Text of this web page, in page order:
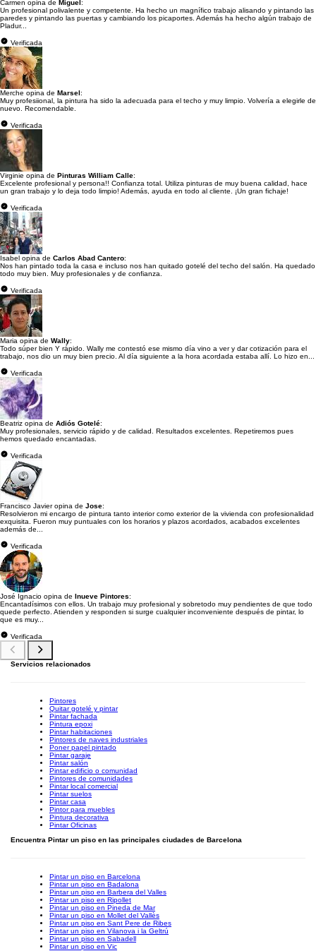
Carmen opina de Miguel:
Un profesional polivalente y competente. Ha hecho un magnífico trabajo alisando y pintando las
paredes y pintando las puertas y cambiando los picaportes. Además ha hecho algún trabajo de
Pladur...
Verificada
Merche opina de Marsel:
Muy profesiional, la pintura ha sido la adecuada para el techo y muy limpio. Volvería a elegirle de
nuevo. Recomendable.
Verificada
Virginie opina de Pinturas William Calle:
Excelente profesional y persona!! Confianza total. Utiliza pinturas de muy buena calidad, hace
un gran trabajo y lo deja todo limpio! Además, ayuda en todo al cliente. ¡Un gran fichaje!
Verificada
Isabel opina de Carlos Abad Cantero:
Nos han pintado toda la casa e incluso nos han quitado gotelé del techo del salón. Ha quedado
todo muy bien. Muy profesionales y de confianza.
Verificada
Maria opina de Wally:
Todo súper bien Y rápido. Wally me contestó ese mismo día vino a ver y dar cotización para el
trabajo, nos dio un muy bien precio. Al día siguiente a la hora acordada estaba allí. Lo hizo en...
Verificada
Beatriz opina de Adiós Gotelé:
Muy profesionales, servicio rápido y de calidad. Resultados excelentes. Repetiremos pues
hemos quedado encantadas.
Verificada
Francisco Javier opina de Jose:
Resolvieron mi encargo de pintura tanto interior como exterior de la vivienda con profesionalidad
exquisita. Fueron muy puntuales con los horarios y plazos acordados, acabados excelentes
además de...
Verificada
José Ignacio opina de Inueve Pintores:
Encantadísimos con ellos. Un trabajo muy profesional y sobretodo muy pendientes de que todo
quede perfecto. Atienden y responden si surge cualquier inconveniente después de pintar, lo
que es muy...
Verificada
Servicios relacionados
Pintores
Quitar gotelé y pintar
Pintar fachada
Pintura epoxi
Pintar habitaciones
Pintores de naves industriales
Poner papel pintado
Pintar garaje
Pintar salón
Pintar edificio o comunidad
Pintores de comunidades
Pintar local comercial
Pintar suelos
Pintar casa
Pintor para muebles
Pintura decorativa
Pintar Oficinas
Encuentra Pintar un piso en las principales ciudades de Barcelona
Pintar un piso en Barcelona
Pintar un piso en Badalona
Pintar un piso en Barbera del Valles
Pintar un piso en Ripollet
Pintar un piso en Pineda de Mar
Pintar un piso en Mollet del Vallès
Pintar un piso en Sant Pere de Ribes
Pintar un piso en Vilanova i la Geltrú
Pintar un piso en Sabadell
Pintar un piso en Vic